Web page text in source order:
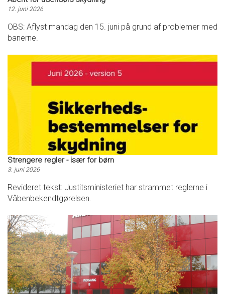
12. juni 2026
OBS: Aflyst mandag den 15. juni på grund af problemer med
banerne.
Strengere regler - især for børn
3. juni 2026
Revideret tekst: Justitsministeriet har strammet reglerne i
Våbenbekendtgørelsen.